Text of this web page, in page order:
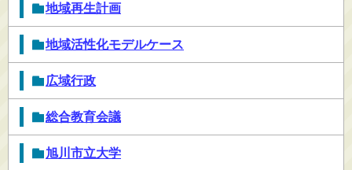
地域再生計画
地域活性化モデルケース
広域行政
総合教育会議
旭川市立大学